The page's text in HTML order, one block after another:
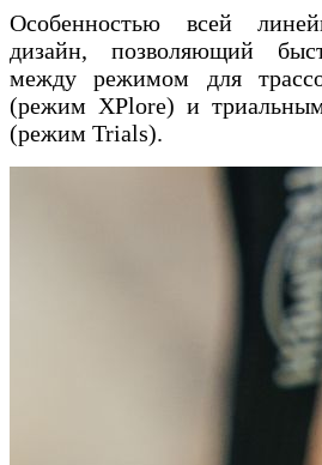
Особенностью всей
дизайн, позволяющий
между режимом для
(режим XPlore) и
(режим Trials).